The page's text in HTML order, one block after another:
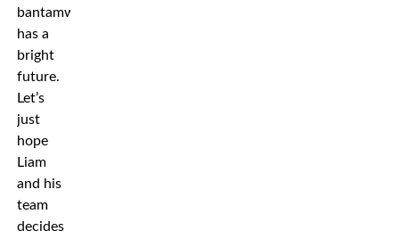
bantamweight
has a
bright
future.
Let’s
just
hope
Liam
and his
team
decides